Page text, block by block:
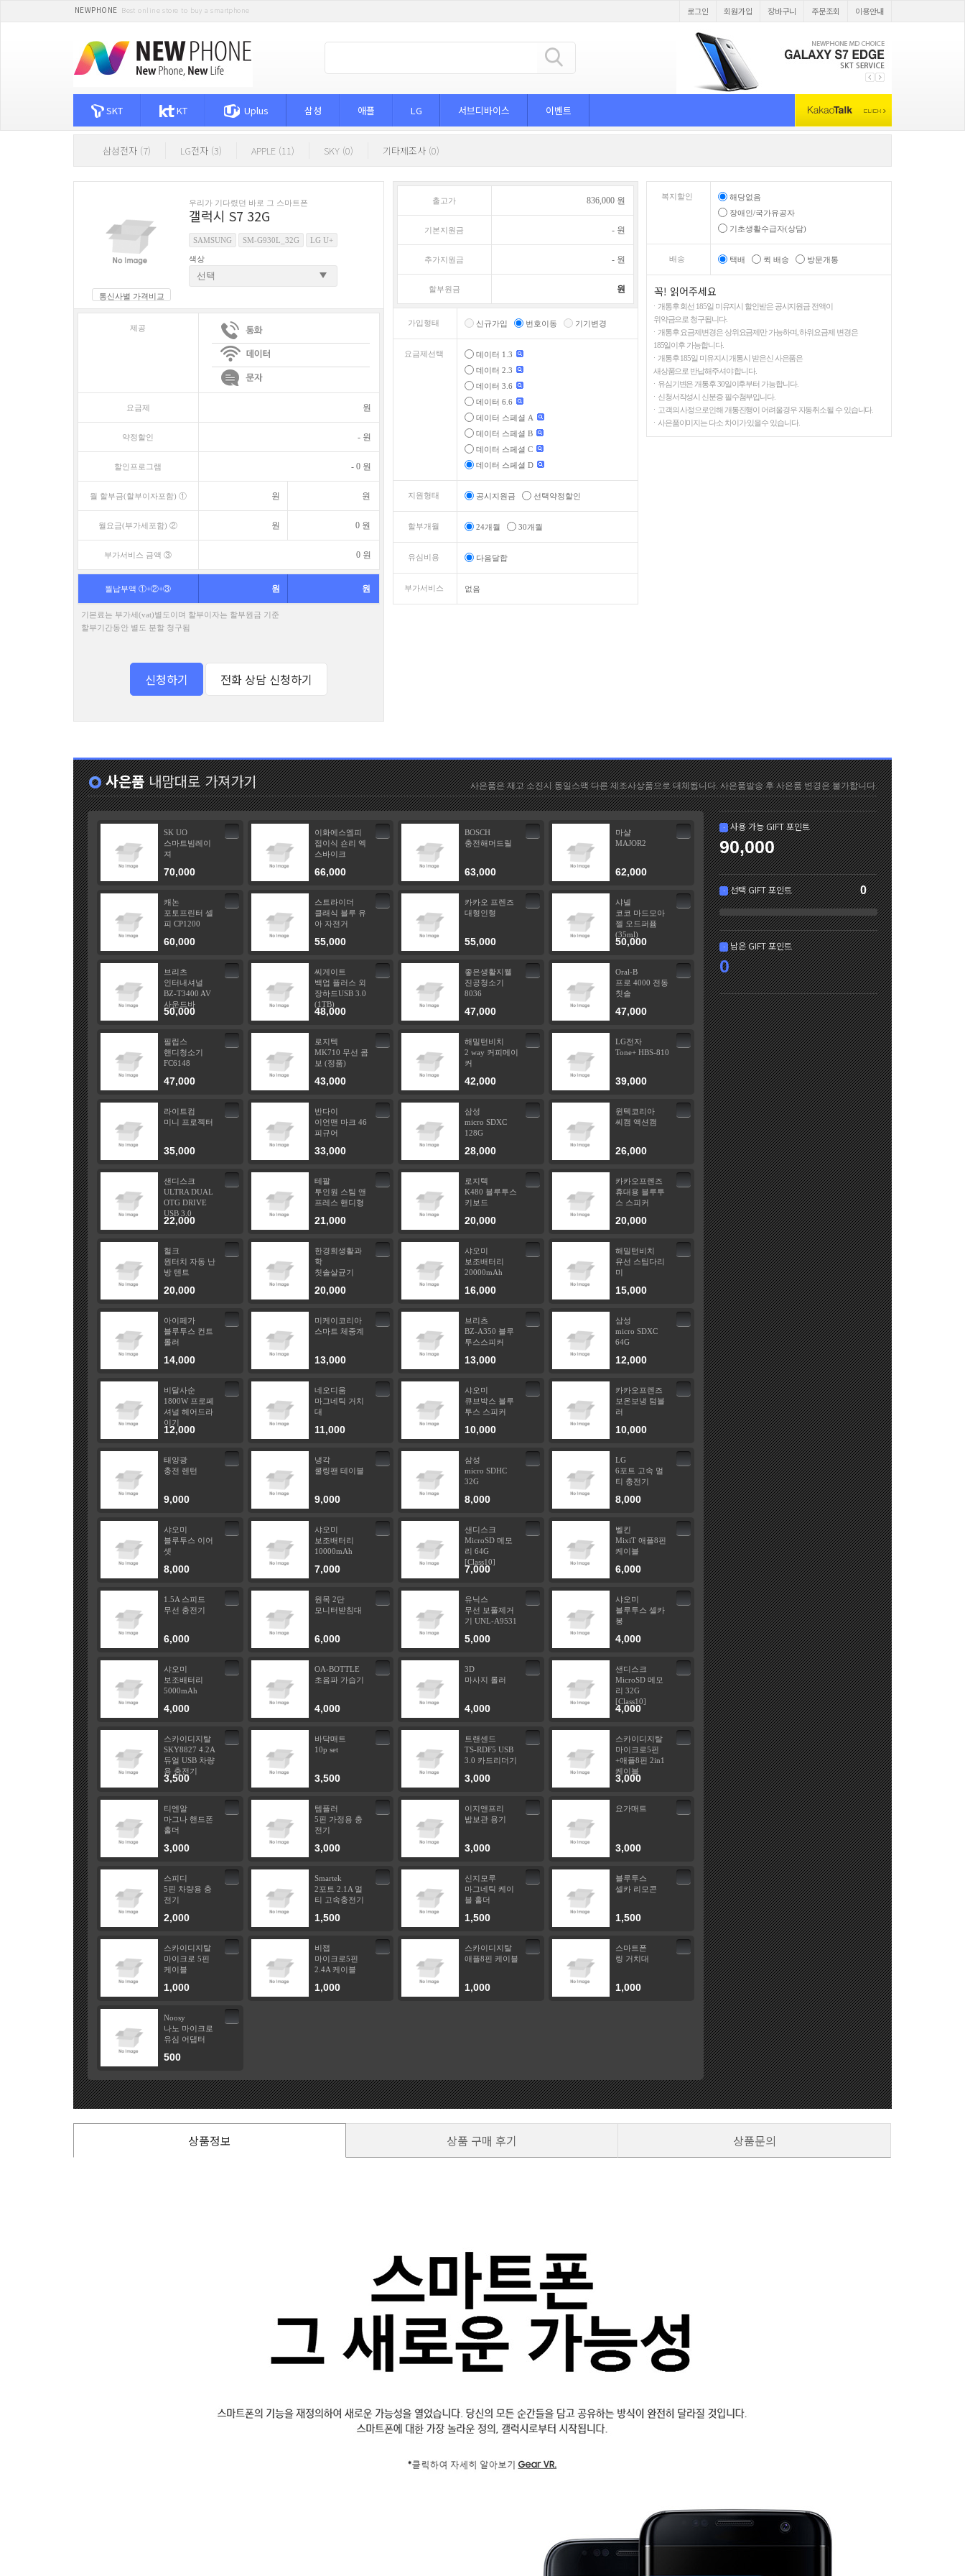
NEWPHONE Best online store to buy a smartphone 로그인 회원가입 장바구니 주문조회 이용안내
SKT KT Uplus 삼성 애플 LG 서브디바이스 이벤트
삼성전자 (7) LG전자 (3) APPLE (11) SKY (0) 기타제조사 (0)
통신사별 가격비교
우리가 기다렸던 바로 그 스마트폰
갤럭시 S7 32G
SAMSUNG SM-G930L_32G LG U+
색상
제공
요금제 원
약정할인 - 원
할인프로그램 - 0원
월 할부금(할부이자포함) ① 원 원
월요금(부가세포함) ② 원 0원
부가서비스 금액 ③ 0원
월납부액 ①+②+③ 원 원
기본료는 부가세(vat)별도이며 할부이자는 할부원금 기준
할부기간동안 별도 분할 청구됨
출고가 836,000 원
기본지원금 - 원
추가지원금 - 원
할부원금 원
가입형태 신규가입 번호이동 기기변경
요금제선택
데이터 1.3
데이터 2.3
데이터 3.6
데이터 6.6
데이터 스페셜 A
데이터 스페셜 B
데이터 스페셜 C
데이터 스페셜 D
지원형태 공시지원금 선택약정할인
할부개월 24개월 30개월
유심비용 다음달합
부가서비스 없음
복지할인
해당없음
장애인/국가유공자
기초생활수급자(상담)
배송 택배 퀵 배송 방문개통
꼭! 읽어주세요
ㆍ개통후 회선 185일 미유지시 할인받은 공시지원금 전액이
위약금으로 청구됩니다.
ㆍ개통후 요금제변경은 상위요금제만 가능하며, 하위요금제 변경은
185일이후 가능합니다.
ㆍ개통후 185일 미유지시 개통시 받은신 사은품은
새상품으로 반납해주셔야 합니다.
ㆍ유심기변은 개통후 30일이후부터 가능합니다.
ㆍ신청서작성시 신분증 필수첨부입니다.
ㆍ고객의 사정으로인해 개통진행이 어려울경우 자동취소될 수 있습니다.
ㆍ사은품이미지는 다소 차이가 있을수 있습니다.
사은품내맘대로 가져가기 사은품은 재고 소진시 동일스팩 다른 제조사상품으로 대체됩니다. 사은품발송 후 사은품 변경은 불가합니다.
SK UO
스마트빔레이
져
70,000
이화에스엠피
접이식 숀리 엑
스바이크
66,000
BOSCH
충전해머드릴
63,000
마샬
MAJOR2
62,000
캐논
포토프린터 셀
피 CP1200
60,000
스트라이더
클래식 블루 유
아 자전거
55,000
카카오 프렌즈
대형인형
55,000
샤넬
코코 마드모아
젤 오드퍼퓸
(35ml)
50,000
브리츠
인터내셔널
BZ-T3400 AV
사운드바
50,000
씨게이트
백업 플러스 외
장하드USB 3.0
(1TB)
48,000
좋은생활지웰
진공청소기
8036
47,000
Oral-B
프로 4000 전동
칫솔
47,000
필립스
핸디청소기
FC6148
47,000
로지텍
MK710 무선 콤
보 (정품)
43,000
해밀턴비치
2 way 커피메이
커
42,000
LG전자
Tone+ HBS-810
39,000
라이트컴
미니 프로젝터
35,000
반다이
이언맨 마크 46
피규어
33,000
삼성
micro SDXC
128G
28,000
윈텍코리아
씨캠 액션캠
26,000
샌디스크
ULTRA DUAL
OTG DRIVE
USB 3.0
22,000
테팔
투인원 스팀 앤
프레스 핸디형
21,000
로지텍
K480 블루투스
키보드
20,000
카카오프렌즈
휴대용 블루투
스 스피커
20,000
헐크
원터치 자동 난
방 텐트
20,000
한경희생활과
학
칫솔살균기
20,000
샤오미
보조배터리
20000mAh
16,000
해밀턴비치
유선 스팀다리
미
15,000
아이페가
블루투스 컨트
롤러
14,000
미케이코리아
스마트 체중계
13,000
브리츠
BZ-A350 블루
투스스피커
13,000
삼성
micro SDXC
64G
12,000
비달사순
1800W 프로페
셔널 헤어드라
이기
12,000
네오디움
마그네틱 거치
대
11,000
샤오미
큐브박스 블루
투스 스피커
10,000
카카오프렌즈
보온보냉 텀블
러
10,000
태양광
충전 렌턴
9,000
냉각
쿨링팬 테이블
9,000
삼성
micro SDHC
32G
8,000
LG
6포트 고속 멀
티 충전기
8,000
샤오미
블루투스 이어
셋
8,000
샤오미
보조배터리
10000mAh
7,000
샌디스크
MicroSD 메모
리 64G
[Class10]
7,000
벨킨
MixiT 애플8핀
케이블
6,000
1.5A 스피드
무선 충전기
6,000
원목 2단
모니터받침대
6,000
유닉스
무선 보풀제거
기 UNL-A9531
5,000
샤오미
블루투스 셀카
봉
4,000
샤오미
보조배터리
5000mAh
4,000
OA-BOTTLE
초음파 가습기
4,000
3D
마사지 롤러
4,000
샌디스크
MicroSD 메모
리 32G
[Class10]
4,000
스카이디지탈
SKY8827 4.2A
듀얼 USB 차량
용 충전기
3,500
바닥매트
10p set
3,500
트랜센드
TS-RDF5 USB
3.0 카드리더기
3,000
스카이디지탈
마이크로5핀
+애플8핀 2in1
케이블
3,000
티엔알
마그나 핸드폰
홀더
3,000
템플러
5핀 가정용 충
전기
3,000
이지앤프리
밥보관 용기
3,000
요가매트
3,000
스피디
5핀 차량용 충
전기
2,000
Smartek
2포트 2.1A 멀
티 고속충전기
1,500
신지모루
마그네틱 케이
블 홀더
1,500
블루투스
셀카 리모콘
1,500
스카이디지탈
마이크로 5핀
케이블
1,000
비잽
마이크로5핀
2.4A 케이블
1,000
스카이디지탈
애플8핀 케이블
1,000
스마트폰
링 거치대
1,000
Noosy
나노 마이크로
유심 어댑터
500
ㆍ 사용 가능 GIFT 포인트
90,000
ㆍ 선택 GIFT 포인트 0
ㆍ 남은 GIFT 포인트
0
상품정보 상품 구매 후기 상품문의